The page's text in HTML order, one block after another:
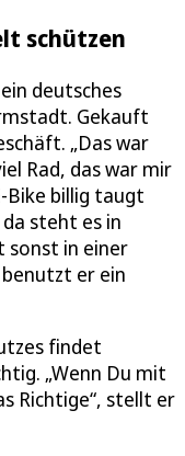
schützen
deutsches
Gekauft
„Das war
Rad, das war mir
Bike billig taugt
steht es in
sonst in einer
benutzt er ein
findet
„Wenn Du mit
Richtige“, stellt er